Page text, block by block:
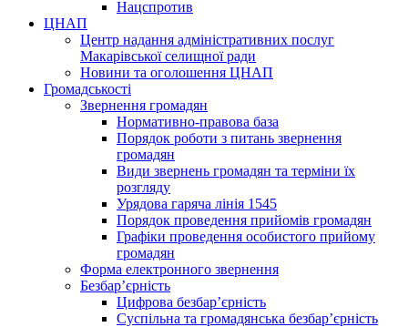
Нацспротив
ЦНАП
Центр надання адміністративних послуг
Макарівської селищної ради
Новини та оголошення ЦНАП
Громадськості
Звернення громадян
Нормативно-правова база
Порядок роботи з питань звернення
громадян
Види звернень громадян та терміни їх
розгляду
Урядова гаряча лінія 1545
Порядок проведення прийомів громадян
Графіки проведення особистого прийому
громадян
Форма електронного звернення
Безбар’єрність
Цифрова безбар’єрність
Суспільна та громадянська безбар’єрність